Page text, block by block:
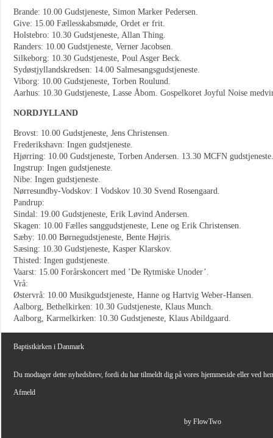
Brande: 10.00 Gudstjeneste, Simon Marker Pedersen.
Give: 15.00 Fællesskabsmøde, Ordet er frit.
Holstebro: 10.30 Gudstjeneste, Allan Thing.
Randers: 10.00 Gudstjeneste, Verner Jacobsen.
Silkeborg: 10.30 Gudstjeneste, Poul Asger Beck.
Sydøstjyllandskredsen: 14.00 Salmesangsgudstjeneste.
Viborg: 10.00 Gudstjeneste, Torben Roulund.
Aarhus: 10.30 Gudstjeneste, Lasse Åbom. Gospelkoret Joyful Noise
NORDJYLLAND
Brovst: 10.00 Gudstjeneste, Jens Christensen.
Frederikshavn: Ingen gudstjeneste.
Hjørring: 10.00 Gudstjeneste, Torben Andersen. 13.30 MCFN gudstjeneste.
Ingstrup: Ingen gudstjeneste.
Nibe: Ingen gudstjeneste.
Nørresundby-Vodskov: I Vodskov 10.30 Svend Rosengaard.
Pandrup:
Sindal: 19.00 Gudstjeneste, Erik Løvind Andersen.
Skagen: 10.00 Fælles sanggudstjeneste, Lene og Erik Christensen.
Sæby: 10.00 Børnegudstjeneste, Bente Højris.
Sæsing: 10.30 Gudstjeneste, Kasper Klarskov.
Thisted: Ingen gudstjeneste.
Vaarst: 15.00 Forårskoncert med ’De Rytmiske Unoder’.
Vrå:
Østervrå: 10.00 Musikgudstjeneste, Hanne og Hartvig Weber-Hansen.
Aalborg, Bethelkirken: 10.30 Gudstjeneste, Klaus Munch.
Aalborg, Karmelkirken: 10.30 Gudstjeneste, Klaus Abildgaard.
Baptistkirken i Danmark
Du modtager dette nyhedsbrev, fordi du har tilmeldt dig på vores hjemmeside eller ved
Afmeld
by FlowTwo